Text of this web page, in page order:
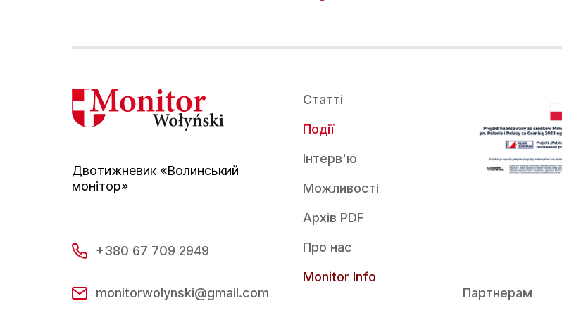
Двотижневик «Волинський
монітор»
+380 67 709 2949
monitorwolynski@gmail.com
Статті
Події
Інтерв'ю
Можливості
Архів PDF
Про нас
Monitor Info
Партнерам